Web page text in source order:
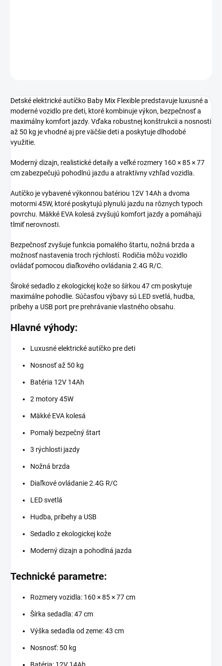
Detské elektrické autíčko Baby Mix Flexible predstavuje luxusné a
moderné vozidlo pre deti, ktoré kombinuje výkon, bezpečnosť a
maximálny komfort jazdy. Vďaka robustnej konštrukcii a nosnosti
až 50 kg je vhodné aj pre väčšie deti a poskytuje dlhodobé
využitie.
Moderný dizajn, realistické detaily a veľké rozmery 160 × 85 × 77
cm zabezpečujú pohodlnú jazdu a atraktívny vzhľad vozidla.
Autíčko je vybavené výkonnou batériou 12V 14Ah a dvoma
motormi 45W, ktoré poskytujú plynulú jazdu na rôznych typoch
povrchu. Mäkké EVA kolesá zvyšujú komfort jazdy a pomáhajú
tlmiť nerovnosti.
Bezpečnosť zvyšuje funkcia pomalého štartu, nožná brzda a
možnosť nastavenia troch rýchlostí. Rodičia môžu vozidlo
ovládať pomocou diaľkového ovládania 2.4G R/C.
Široké sedadlo z ekologickej kože so šírkou 47 cm poskytuje
maximálne pohodlie. Súčasťou výbavy sú LED svetlá, hudba,
príbehy a USB port pre prehrávanie vlastného obsahu.
Hlavné výhody:
Luxusné elektrické autíčko pre deti
Nosnosť až 50 kg
Batéria 12V 14Ah
2 motory 45W
Mäkké EVA kolesá
Pomalý bezpečný štart
3 rýchlosti jazdy
Nožná brzda
Diaľkové ovládanie 2.4G R/C
LED svetlá
Hudba, príbehy a USB
Sedadlo z ekologickej kože
Moderný dizajn a pohodlná jazda
Technické parametre:
Rozmery vozidla: 160 × 85 × 77 cm
Šírka sedadla: 47 cm
Výška sedadla od zeme: 43 cm
Nosnosť: 50 kg